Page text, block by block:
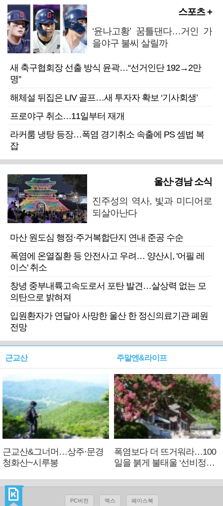
스포츠 +
‘윤나고황’ 꿈틀댄다…거인 가
을야구 불씨 살릴까
새 축구협회장 선출 방식 윤곽…“선거인단 192→2만
명”
해체설 뒤집은 LIV 골프…새 투자자 확보 ‘기사회생’
프로야구 취소…11일부터 재개
라커룸 냉탕 등장…폭염 경기취소 속출에 PS 셈법 복
잡
울산·경남 소식
진주성의 역사, 빛과 미디어로
되살아난다
마산 원도심 행정·주거복합단지 연내 준공 수순
폭염에 온열질환 등 안전사고 우려… 양산시, '어필 레
이스' 취소
창녕 중부내륙고속도로서 포탄 발견…살상력 없는 모
의탄으로 밝혀져
입원환자가 연달아 사망한 울산 한 정신의료기관 폐원
전망
근교산
근교산&그너머…상주·문경
청화산~시루봉
주말엔&라이프
폭염보다 더 뜨거워라…100
일을 붉게 불태울 ‘선비정신’
PC버전 엑스 페이스북